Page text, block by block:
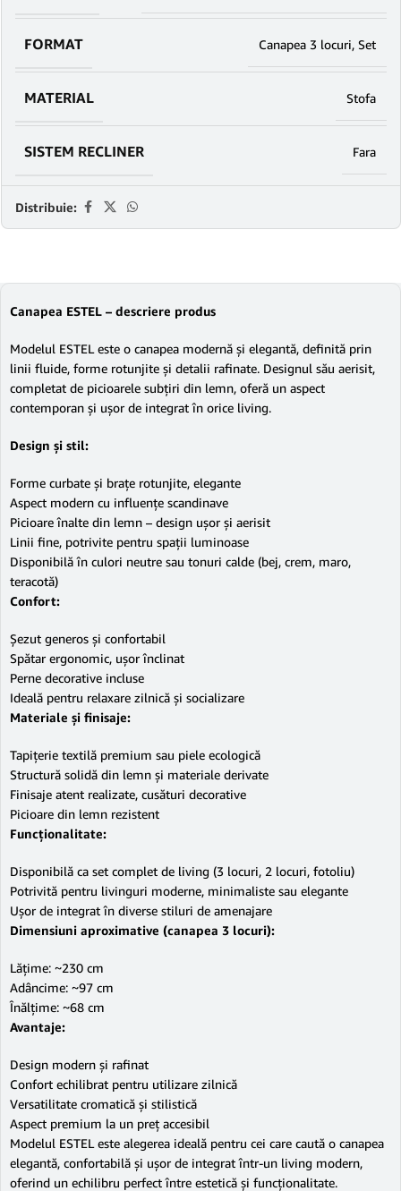
FORMAT Canapea 3 locuri, Set
MATERIAL Stofa
SISTEM RECLINER Fara
Distribuie:
Canapea ESTEL – descriere produs
Modelul ESTEL este o canapea modernă și elegantă, definită prin
linii fluide, forme rotunjite și detalii rafinate. Designul său aerisit,
completat de picioarele subțiri din lemn, oferă un aspect
contemporan și ușor de integrat în orice living.
Design și stil:
Forme curbate și brațe rotunjite, elegante
Aspect modern cu influențe scandinave
Picioare înalte din lemn – design ușor și aerisit
Linii fine, potrivite pentru spații luminoase
Disponibilă în culori neutre sau tonuri calde (bej, crem, maro,
teracotă)
Confort:
Șezut generos și confortabil
Spătar ergonomic, ușor înclinat
Perne decorative incluse
Ideală pentru relaxare zilnică și socializare
Materiale și finisaje:
Tapițerie textilă premium sau piele ecologică
Structură solidă din lemn și materiale derivate
Finisaje atent realizate, cusături decorative
Picioare din lemn rezistent
Funcționalitate:
Disponibilă ca set complet de living (3 locuri, 2 locuri, fotoliu)
Potrivită pentru livinguri moderne, minimaliste sau elegante
Ușor de integrat în diverse stiluri de amenajare
Dimensiuni aproximative (canapea 3 locuri):
Lățime: ~230 cm
Adâncime: ~97 cm
Înălțime: ~68 cm
Avantaje:
Design modern și rafinat
Confort echilibrat pentru utilizare zilnică
Versatilitate cromatică și stilistică
Aspect premium la un preț accesibil
Modelul ESTEL este alegerea ideală pentru cei care caută o canapea
elegantă, confortabilă și ușor de integrat într-un living modern,
oferind un echilibru perfect între estetică și funcționalitate.